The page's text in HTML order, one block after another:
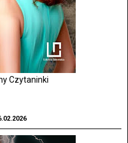
Czytaninki